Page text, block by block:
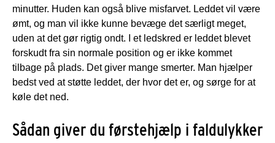
minutter. Huden kan også blive misfarvet. Leddet vil være
ømt, og man vil ikke kunne bevæge det særligt meget,
uden at det gør rigtig ondt. I et ledskred er leddet blevet
forskudt fra sin normale position og er ikke kommet
tilbage på plads. Det giver mange smerter. Man hjælper
bedst ved at støtte leddet, der hvor det er, og sørge for at
køle det ned.
Sådan giver du førstehjælp i faldulykker